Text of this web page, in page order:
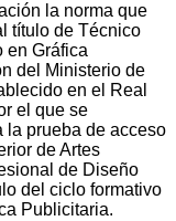
la norma que
título de Técnico
en Gráfica
del Ministerio de
en el Real
el que se
la prueba de acceso
de Artes
de Diseño
del ciclo formativo
Publicitaria.